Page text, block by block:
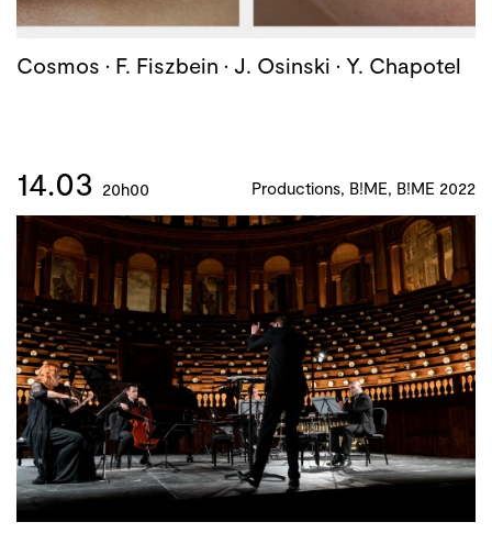
Cosmos · F. Fiszbein · J. Osinski · Y. Chapotel
14.03 20h00 Productions, B!ME, B!ME 2022